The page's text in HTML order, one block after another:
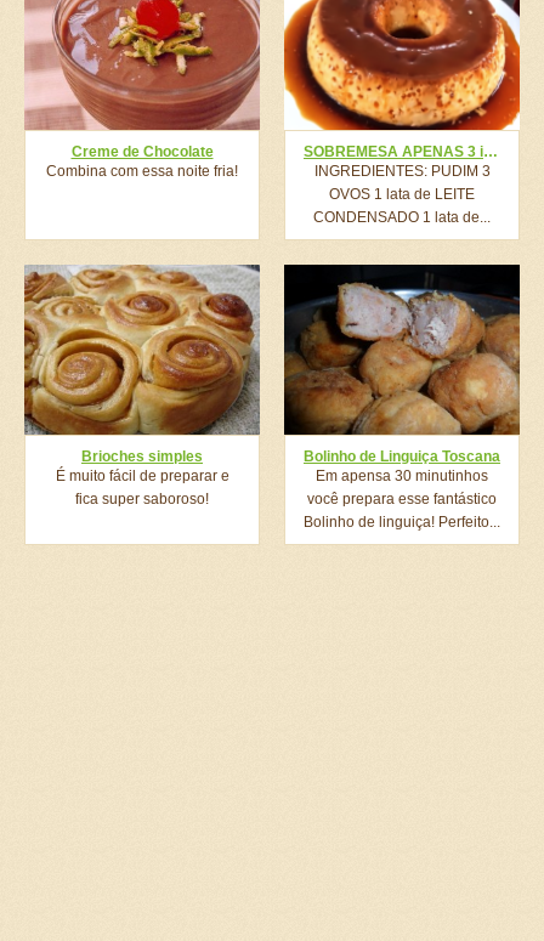
Creme de Chocolate
Combina com essa noite fria!
SOBREMESA APENAS 3 ingredientes
INGREDIENTES: PUDIM 3
OVOS 1 lata de LEITE
CONDENSADO 1 lata de...
Brioches simples
É muito fácil de preparar e
fica super saboroso!
Bolinho de Linguiça Toscana
Em apensa 30 minutinhos
você prepara esse fantástico
Bolinho de linguiça! Perfeito...